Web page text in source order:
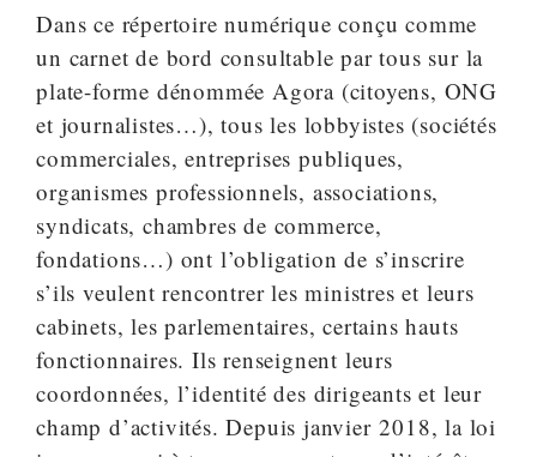
Dans ce répertoire numérique conçu comme
un carnet de bord consultable par tous sur la
plate-forme dénommée Agora (citoyens, ONG
et journalistes…), tous les lobbyistes (sociétés
commerciales, entreprises publiques,
organismes professionnels, associations,
syndicats, chambres de commerce,
fondations…) ont l’obligation de s’inscrire
s’ils veulent rencontrer les ministres et leurs
cabinets, les parlementaires, certains hauts
fonctionnaires. Ils renseignent leurs
coordonnées, l’identité des dirigeants et leur
champ d’activités. Depuis janvier 2018, la loi